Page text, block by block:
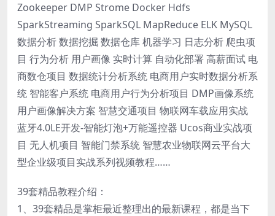
Zookeeper DMP Strome Docker Hdfs
SparkStreaming SparkSQL MapReduce ELK MySQL
数据分析 数据挖掘 数据仓库 机器学习 日志分析 爬虫项
目 行为分析 用户画像 实时计算 自动化部署 高薪面试 电
商数仓项目 数据统计分析系统 电商用户实时数据分析系
统 智能客户系统 电商用户行为分析项目 DMP画像系统
用户画像解决方案 智慧交通项目 物联网车载应用实战
蓝牙4.0LE开发-智能灯泡+万能遥控器 Ucos商业实战项
目 无人机项目 智能门禁系统 智慧农业物联网云平台大
型企业级项目实战系列视频教程……
39套精品教程介绍：
1、39套精品是掌柜最近整理出的最新课程，都是当下